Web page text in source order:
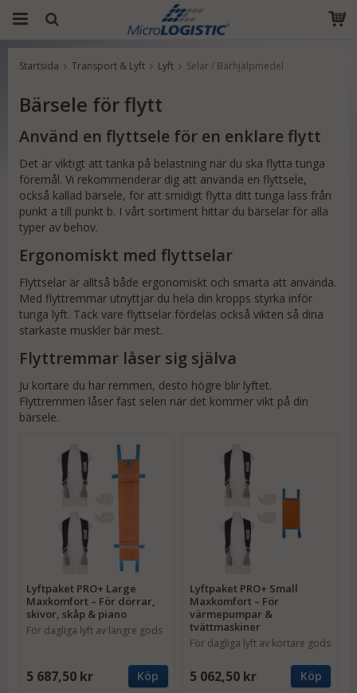
Produkten har blivit tillagd i varukorgen
Startsida Transport & Lyft Lyft Selar / Bärhjälpmedel
Bärsele för flytt
Använd en flyttsele för en enklare flytt
Det är viktigt att tänka på belastning när du ska flytta tunga
föremål. Vi rekommenderar dig att använda en flyttsele,
också kallad bärsele, för att smidigt flytta ditt tunga lass från
punkt a till punkt b. I vårt sortiment hittar du bärselar för alla
typer av behov.
Ergonomiskt med flyttselar
Flyttselar är alltså både ergonomiskt och smarta att använda.
Med flyttremmar utnyttjar du hela din kropps styrka inför
tunga lyft. Tack vare flyttselar fördelas också vikten så dina
starkaste muskler bär mest.
Flyttremmar låser sig själva
Ju kortare du har remmen, desto högre blir lyftet.
Flyttremmen låser fast selen när det kommer vikt på din
bärsele.
Lyftpaket PRO+ Large
Maxkomfort – För dörrar,
skivor, skåp & piano
För dagliga lyft av längre gods
5 687,50 kr Köp
Lyftpaket PRO+ Small
Maxkomfort – För
värmepumpar &
tvättmaskiner
För dagliga lyft av kortare gods
5 062,50 kr Köp